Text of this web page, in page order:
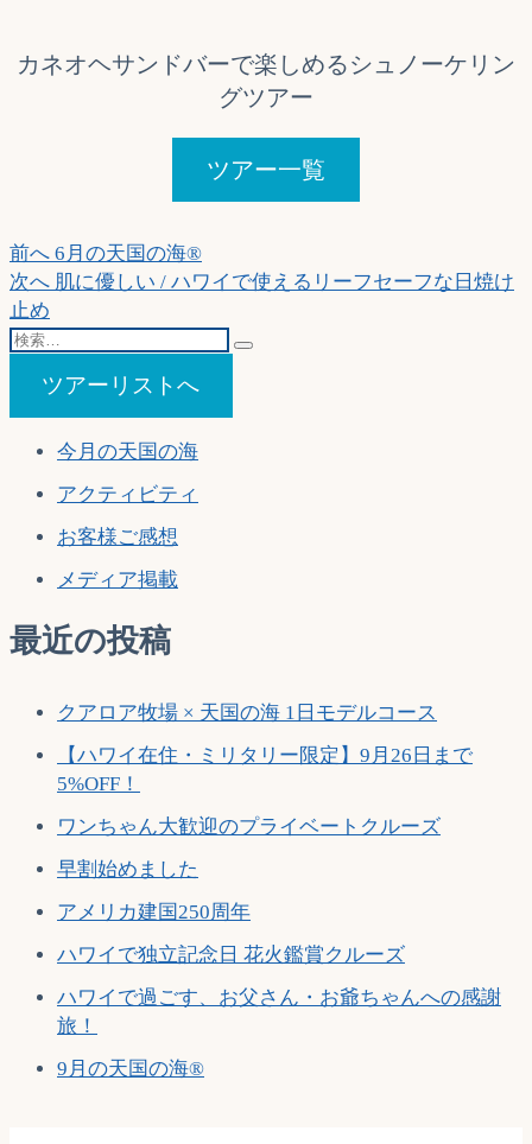
カネオヘサンドバーで楽しめるシュノーケリン
グツアー
ツアー一覧
投
稿
ナ
ゲ
ー
シ
ョ
ン
前へ 過
去
6月の天国の海®
次へ 次
肌に優しい / ハワイで使えるリーフセーフな日焼け
止め
検
ツアーリストへ
今月の天国の海
アクティビティ
お客様ご感想
メディア掲載
最近の投稿
クアロア牧場 × 天国の海 1日モデルコース
【ハワイ在住・ミリタリー限定】9月26日まで
5%OFF！
ワンちゃん大歓迎のプライベートクルーズ
早割始めました
アメリカ建国250周年
ハワイで独立記念日 花火鑑賞クルーズ
ハワイで過ごす、お父さん・お爺ちゃんへの感謝
旅！
9月の天国の海®